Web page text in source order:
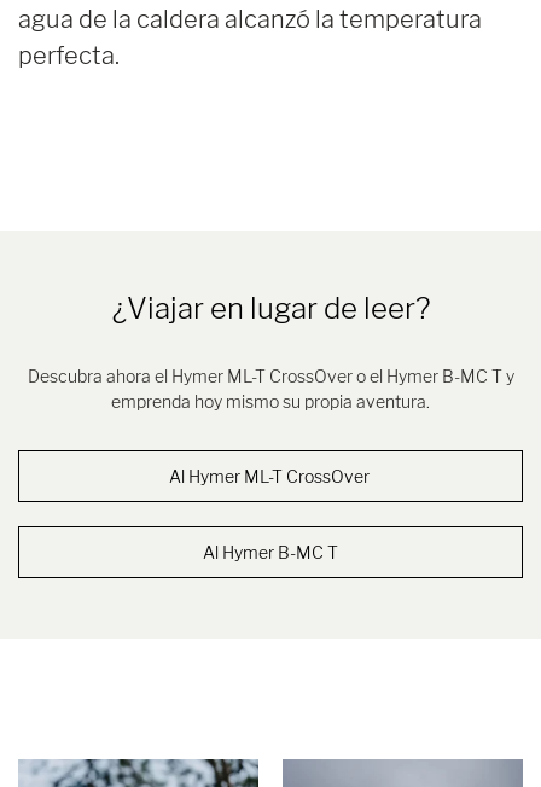
agua de la caldera alcanzó la temperatura
perfecta.
¿Viajar en lugar de leer?
Descubra ahora el Hymer ML-T CrossOver o el Hymer B-MC T y
emprenda hoy mismo su propia aventura.
Al Hymer ML-T CrossOver
Al Hymer B-MC T